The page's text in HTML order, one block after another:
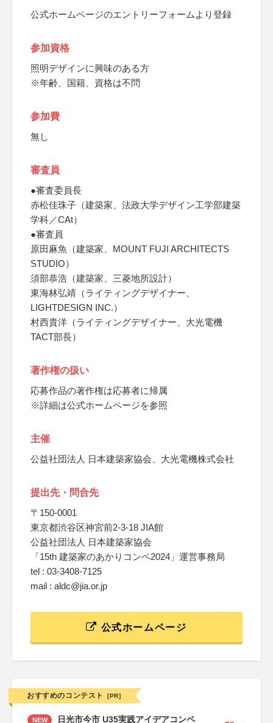
公式ホームページのエントリーフォームより登録
参加資格
照明デザインに興味のある方
※年齢、国籍、資格は不問
参加費
無し
審査員
●審査委員長
赤松佳珠子（建築家、法政大学デザイン工学部建築
学科／CAt）
●審査員
原田麻魚（建築家、MOUNT FUJI ARCHITECTS
STUDIO）
須部恭浩（建築家、三菱地所設計）
東海林弘靖（ライティングデザイナー、
LIGHTDESIGN INC.）
村西貴洋（ライティングデザイナー、大光電機
TACT部長）
著作権の扱い
応募作品の著作権は応募者に帰属
※詳細は公式ホームページを参照
主催
公益社団法人 日本建築家協会、大光電機株式会社
提出先・問合先
〒150-0001
東京都渋谷区神宮前2-3-18 JIA館
公益社団法人 日本建築家協会
「15th 建築家のあかりコンペ2024」運営事務局
tel : 03-3408-7125
mail : aldc@jia.or.jp
公式ホームページ
おすすめのコンテスト [PR]
NEW 日光市今市 U35実践アイデアコンペ